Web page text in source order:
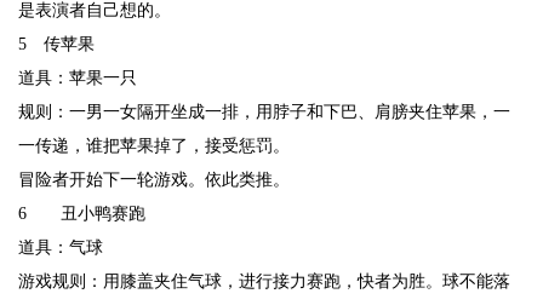
是表演者自己想的。
5 传苹果
道具：苹果一只
规则：一男一女隔开坐成一排，用脖子和下巴、肩膀夹住苹果，一
一传递，谁把苹果掉了，接受惩罚。
冒险者开始下一轮游戏。依此类推。
6 丑小鸭赛跑
道具：气球
游戏规则：用膝盖夹住气球，进行接力赛跑，快者为胜。球不能落